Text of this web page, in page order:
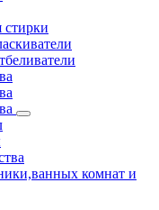
стирки
комнат и